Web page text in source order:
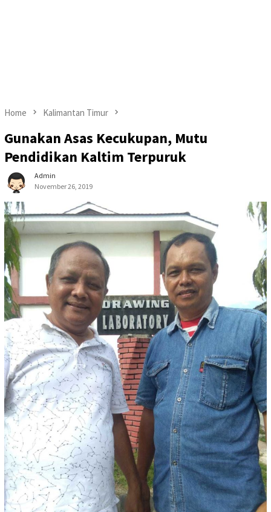
Home Kalimantan Timur
Gunakan Asas Kecukupan, Mutu
Pendidikan Kaltim Terpuruk
Admin
November 26, 2019